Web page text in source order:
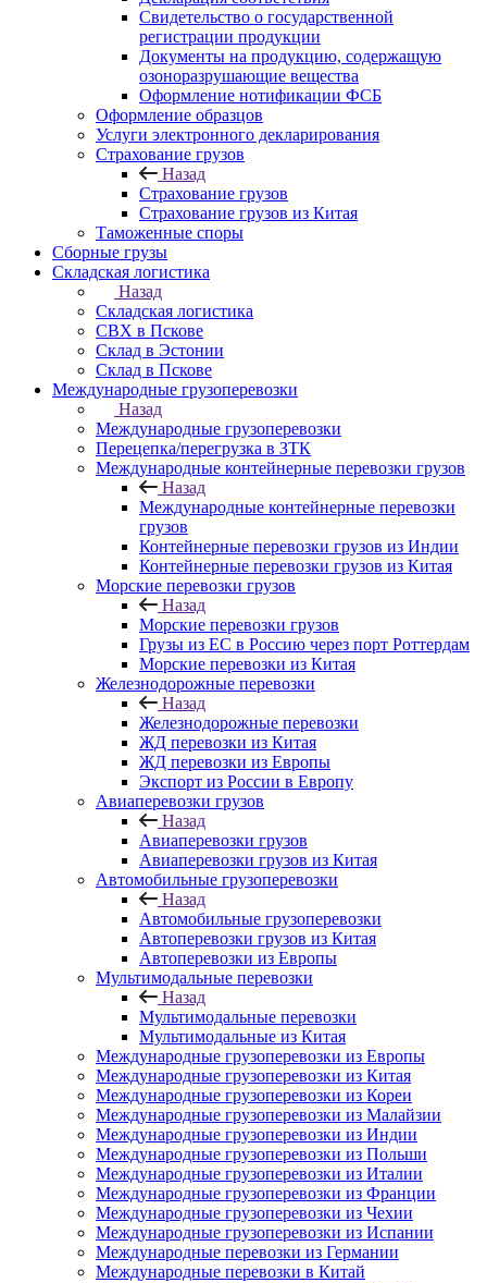
Свидетельство о государственной
регистрации продукции
Документы на продукцию, содержащую
озоноразрушающие вещества
Оформление нотификации ФСБ
Оформление образцов
Услуги электронного декларирования
Страхование грузов
Назад
Страхование грузов
Страхование грузов из Китая
Таможенные споры
Сборные грузы
Складская логистика
Назад
Складская логистика
СВХ в Пскове
Склад в Эстонии
Склад в Пскове
Международные грузоперевозки
Назад
Международные грузоперевозки
Перецепка/перегрузка в ЗТК
Международные контейнерные перевозки грузов
Назад
Международные контейнерные перевозки
грузов
Контейнерные перевозки грузов из Индии
Контейнерные перевозки грузов из Китая
Морские перевозки грузов
Назад
Морские перевозки грузов
Грузы из ЕС в Россию через порт Роттердам
Морские перевозки из Китая
Железнодорожные перевозки
Назад
Железнодорожные перевозки
ЖД перевозки из Китая
ЖД перевозки из Европы
Экспорт из России в Европу
Авиаперевозки грузов
Назад
Авиаперевозки грузов
Авиаперевозки грузов из Китая
Автомобильные грузоперевозки
Назад
Автомобильные грузоперевозки
Автоперевозки грузов из Китая
Автоперевозки из Европы
Мультимодальные перевозки
Назад
Мультимодальные перевозки
Мультимодальные из Китая
Международные грузоперевозки из Европы
Международные грузоперевозки из Китая
Международные грузоперевозки из Кореи
Международные грузоперевозки из Малайзии
Международные грузоперевозки из Индии
Международные грузоперевозки из Польши
Международные грузоперевозки из Италии
Международные грузоперевозки из Франции
Международные грузоперевозки из Чехии
Международные грузоперевозки из Испании
Международные перевозки из Германии
Международные перевозки в Китай